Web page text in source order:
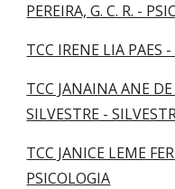
PEREIRA, G. C. R. -
TCC IRENE LIA PAES
TCC JANAINA ANE
SILVESTRE -
TCC JANICE LEME
PSICOLOGIA